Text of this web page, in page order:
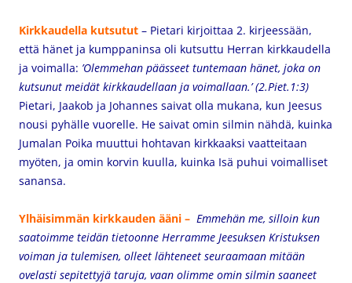
Kirkkaudella kutsutut – Pietari kirjoittaa 2. kirjeessään,
että hänet ja kumppaninsa oli kutsuttu Herran kirkkaudella
ja voimalla: ’Olemmehan päässeet tuntemaan hänet, joka on
kutsunut meidät kirkkaudellaan ja voimallaan.’ (2.Piet.1:3)
Pietari, Jaakob ja Johannes saivat olla mukana, kun Jeesus
nousi pyhälle vuorelle. He saivat omin silmin nähdä, kuinka
Jumalan Poika muuttui hohtavan kirkkaaksi vaatteitaan
myöten, ja omin korvin kuulla, kuinka Isä puhui voimalliset
sanansa.
Ylhäisimmän kirkkauden ääni – Emmehän me, silloin kun
saatoimme teidän tietoonne Herramme Jeesuksen Kristuksen
voiman ja tulemisen, olleet lähteneet seuraamaan mitään
ovelasti sepitettyjä taruja, vaan olimme omin silmin saaneet